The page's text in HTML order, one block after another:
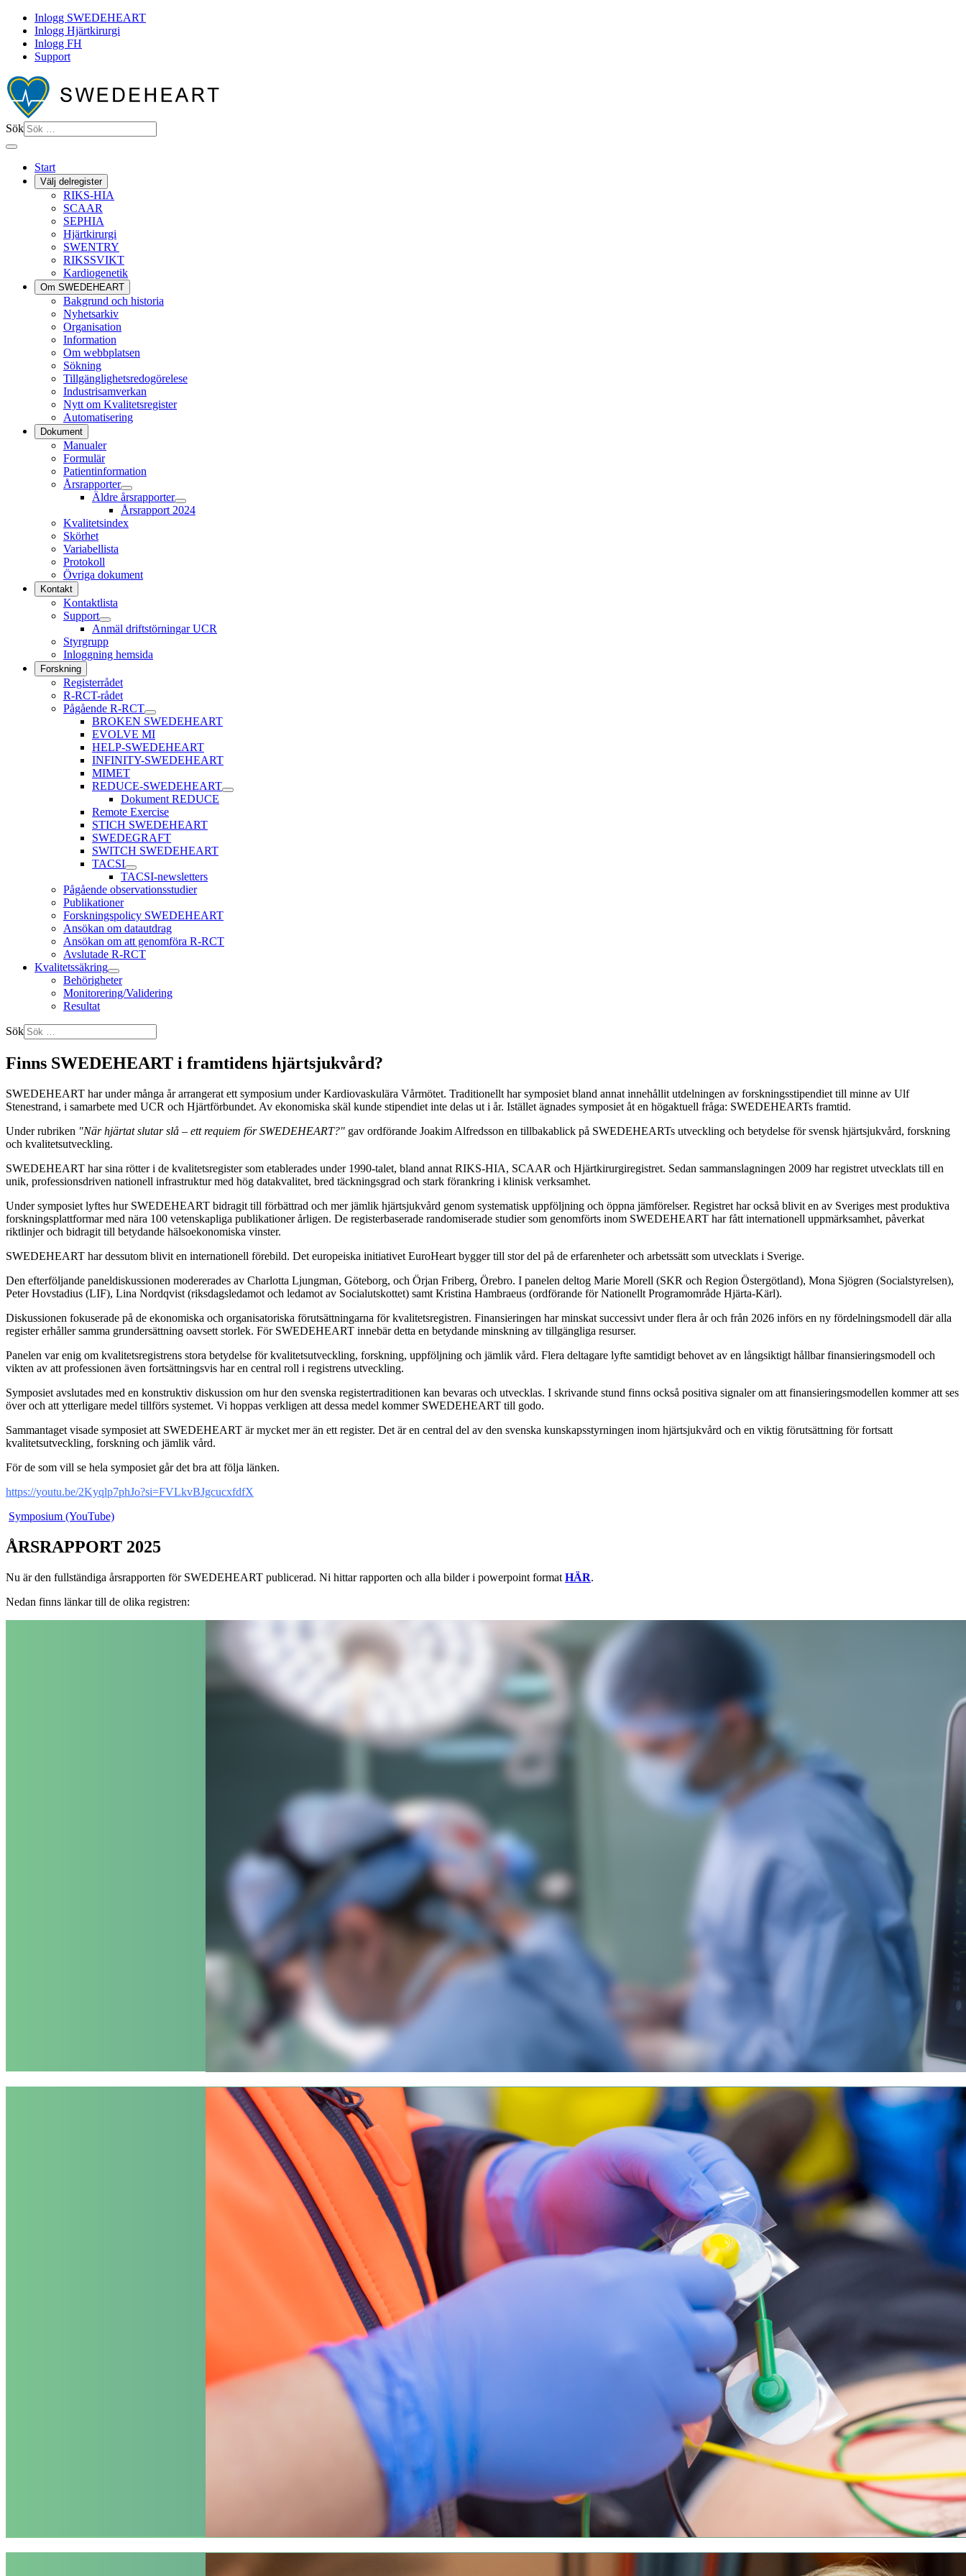
Inlogg SWEDEHEART
Inlogg Hjärtkirurgi
Inlogg FH
Support
Sök
Start
Välj delregister
RIKS-HIA
SCAAR
SEPHIA
Hjärtkirurgi
SWENTRY
RIKSSVIKT
Kardiogenetik
Om SWEDEHEART
Bakgrund och historia
Nyhetsarkiv
Organisation
Information
Om webbplatsen
Sökning
Tillgänglighetsredogörelese
Industrisamverkan
Nytt om Kvalitetsregister
Automatisering
Dokument
Manualer
Formulär
Patientinformation
Årsrapporter
Äldre årsrapporter
Årsrapport 2024
Kvalitetsindex
Skörhet
Variabellista
Protokoll
Övriga dokument
Kontakt
Kontaktlista
Support
Anmäl driftstörningar UCR
Styrgrupp
Inloggning hemsida
Forskning
Registerrådet
R-RCT-rådet
Pågående R-RCT
BROKEN SWEDEHEART
EVOLVE MI
HELP-SWEDEHEART
INFINITY-SWEDEHEART
MIMET
REDUCE-SWEDEHEART
Dokument REDUCE
Remote Exercise
STICH SWEDEHEART
SWEDEGRAFT
SWITCH SWEDEHEART
TACSI
TACSI-newsletters
Pågående observationsstudier
Publikationer
Forskningspolicy SWEDEHEART
Ansökan om datautdrag
Ansökan om att genomföra R-RCT
Avslutade R-RCT
Kvalitetssäkring
Behörigheter
Monitorering/Validering
Resultat
Sök
Finns SWEDEHEART i framtidens hjärtsjukvård?
SWEDEHEART har under många år arrangerat ett symposium under Kardiovaskulära Vårmötet. Traditionellt har symposiet bland annat innehållit utdelningen av forskningsstipendiet till minne av Ulf
Stenestrand, i samarbete med UCR och Hjärtförbundet. Av ekonomiska skäl kunde stipendiet inte delas ut i år. Istället ägnades symposiet åt en högaktuell fråga: SWEDEHEARTs framtid.
Under rubriken "När hjärtat slutar slå – ett requiem för SWEDEHEART?" gav ordförande Joakim Alfredsson en tillbakablick på SWEDEHEARTs utveckling och betydelse för svensk hjärtsjukvård, forskning
och kvalitetsutveckling.
SWEDEHEART har sina rötter i de kvalitetsregister som etablerades under 1990-talet, bland annat RIKS-HIA, SCAAR och Hjärtkirurgiregistret. Sedan sammanslagningen 2009 har registret utvecklats till en
unik, professionsdriven nationell infrastruktur med hög datakvalitet, bred täckningsgrad och stark förankring i klinisk verksamhet.
Under symposiet lyftes hur SWEDEHEART bidragit till förbättrad och mer jämlik hjärtsjukvård genom systematisk uppföljning och öppna jämförelser. Registret har också blivit en av Sveriges mest produktiva
forskningsplattformar med nära 100 vetenskapliga publikationer årligen. De registerbaserade randomiserade studier som genomförts inom SWEDEHEART har fått internationell uppmärksamhet, påverkat
riktlinjer och bidragit till betydande hälsoekonomiska vinster.
SWEDEHEART har dessutom blivit en internationell förebild. Det europeiska initiativet EuroHeart bygger till stor del på de erfarenheter och arbetssätt som utvecklats i Sverige.
Den efterföljande paneldiskussionen modererades av Charlotta Ljungman, Göteborg, och Örjan Friberg, Örebro. I panelen deltog Marie Morell (SKR och Region Östergötland), Mona Sjögren (Socialstyrelsen),
Peter Hovstadius (LIF), Lina Nordqvist (riksdagsledamot och ledamot av Socialutskottet) samt Kristina Hambraeus (ordförande för Nationellt Programområde Hjärta-Kärl).
Diskussionen fokuserade på de ekonomiska och organisatoriska förutsättningarna för kvalitetsregistren. Finansieringen har minskat successivt under flera år och från 2026 införs en ny fördelningsmodell där alla
register erhåller samma grundersättning oavsett storlek. För SWEDEHEART innebär detta en betydande minskning av tillgängliga resurser.
Panelen var enig om kvalitetsregistrens stora betydelse för kvalitetsutveckling, forskning, uppföljning och jämlik vård. Flera deltagare lyfte samtidigt behovet av en långsiktigt hållbar finansieringsmodell och
vikten av att professionen även fortsättningsvis har en central roll i registrens utveckling.
Symposiet avslutades med en konstruktiv diskussion om hur den svenska registertraditionen kan bevaras och utvecklas. I skrivande stund finns också positiva signaler om att finansieringsmodellen kommer att ses
över och att ytterligare medel tillförs systemet. Vi hoppas verkligen att dessa medel kommer SWEDEHEART till godo.
Sammantaget visade symposiet att SWEDEHEART är mycket mer än ett register. Det är en central del av den svenska kunskapsstyrningen inom hjärtsjukvård och en viktig förutsättning för fortsatt
kvalitetsutveckling, forskning och jämlik vård.
För de som vill se hela symposiet går det bra att följa länken.
https://youtu.be/2Kyqlp7phJo?si=FVLkvBJgcucxfdfX
Symposium (YouTube)
ÅRSRAPPORT 2025
Nu är den fullständiga årsrapporten för SWEDEHEART publicerad. Ni hittar rapporten och alla bilder i powerpoint format HÄR.
Nedan finns länkar till de olika registren: